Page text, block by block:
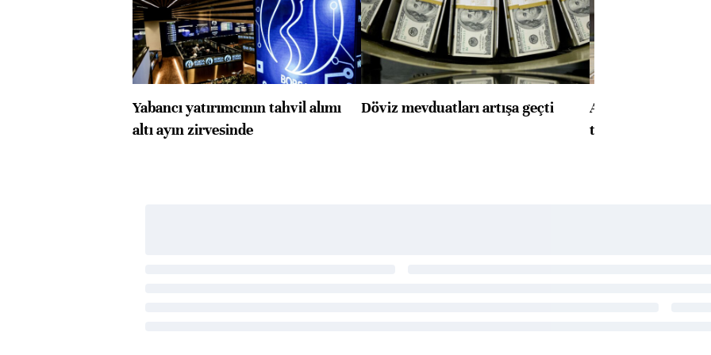
Yabancı yatırımcının tahvil alımı
altı ayın zirvesinde
Döviz mevduatları artışa geçti
ABD'de konut
toparlandı